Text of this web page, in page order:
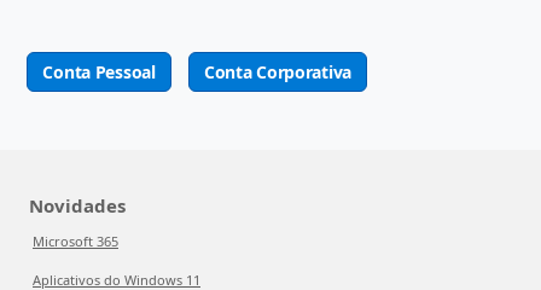
Conta Pessoal Conta Corporativa
Novidades
Microsoft 365
Aplicativos do Windows 11